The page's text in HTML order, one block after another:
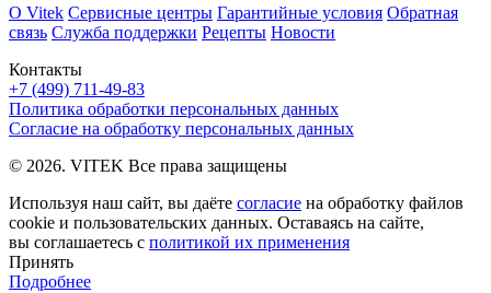
Контакты
+7 (499) 711-49-83
О Vitek Сервисные центры Гарантийные условия Обратная
связь Служба поддержки Рецепты Новости
Политика обработки персональных данных
Согласие на обработку персональных данных
© 2026. VITEK Все права защищены
Используя наш сайт, вы даёте согласие на обработку файлов
cookie и пользовательских данных. Оставаясь на сайте,
вы соглашаетесь с политикой их применения
Принять
Подробнее